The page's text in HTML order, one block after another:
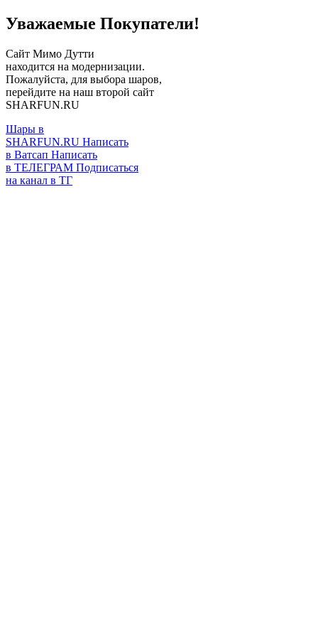
Уважаемые Покупатели!
Сайт Мимо Дутти
находится на модернизации.
Пожалуйста, для выбора шаров,
перейдите на наш второй сайт
SHARFUN.RU
Шары в
SHARFUN.RU Написать
в Ватсап Написать
в ТЕЛЕГРАМ Подписаться
на канал в ТГ